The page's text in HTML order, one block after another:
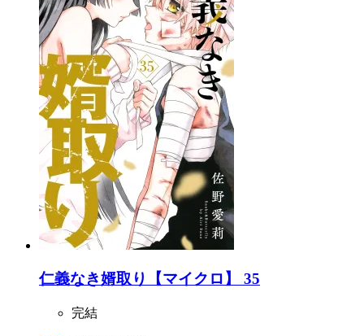
仁義なき婿取り【マイクロ】 35
完結